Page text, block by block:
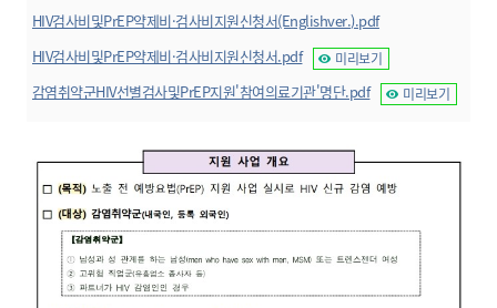
HIV검사비및PrEP약제비·검사비지원신청서(Englishver.).pdf
미리보기
HIV검사비및PrEP약제비·검사비지원신청서.pdf 미리보기
감염취약군HIV선별검사및PrEP지원'참여의료기관'명단.pdf 미리보기